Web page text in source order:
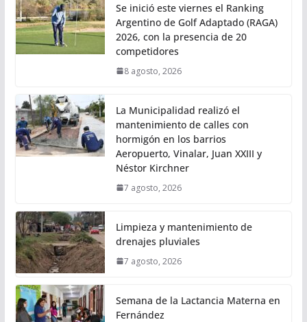
Se inició este viernes el Ranking
Argentino de Golf Adaptado (RAGA)
2026, con la presencia de 20
competidores
8 agosto, 2026
La Municipalidad realizó el
mantenimiento de calles con
hormigón en los barrios
Aeropuerto, Vinalar, Juan XXIII y
Néstor Kirchner
7 agosto, 2026
Limpieza y mantenimiento de
drenajes pluviales
7 agosto, 2026
Semana de la Lactancia Materna en
Fernández